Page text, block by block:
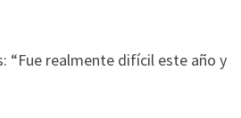
“Fue realmente difícil este año y